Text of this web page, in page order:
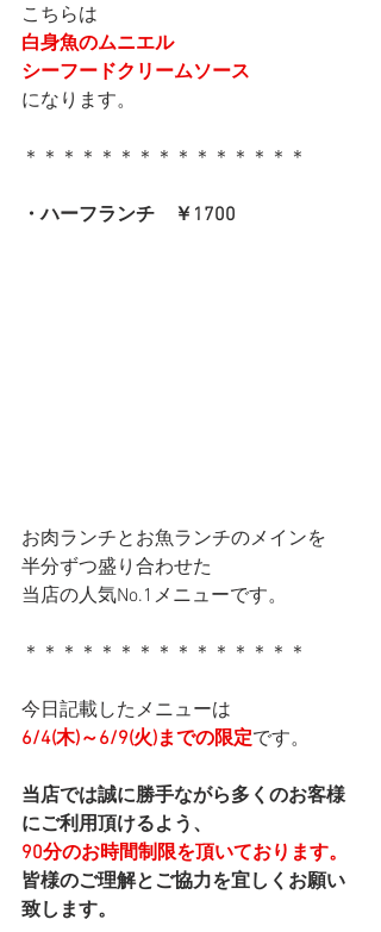
こちらは
白身魚のムニエル
シーフードクリームソース
になります。
＊＊＊＊＊＊＊＊＊＊＊＊＊＊＊
・ハーフランチ　￥1700
お肉ランチとお魚ランチのメインを
半分ずつ盛り合わせた
当店の人気No.1メニューです。
＊＊＊＊＊＊＊＊＊＊＊＊＊＊＊
今日記載したメニューは
6/4(木)～6/9(火)までの限定です。
当店では誠に勝手ながら多くのお客様
にご利用頂けるよう、
90分のお時間制限を頂いております。
皆様のご理解とご協力を宜しくお願い
致します。